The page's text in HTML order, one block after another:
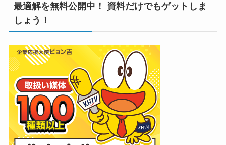
最適解を無料公開中！ 資料だけでもゲットしま
しょう！